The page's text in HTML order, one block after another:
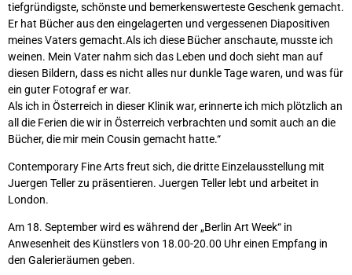
tiefgründigste, schönste und bemerkenswerteste Geschenk gemacht.
Er hat Bücher aus den eingelagerten und vergessenen Diapositiven
meines Vaters gemacht.Als ich diese Bücher anschaute, musste ich
weinen. Mein Vater nahm sich das Leben und doch sieht man auf
diesen Bildern, dass es nicht alles nur dunkle Tage waren, und was für
ein guter Fotograf er war.
Als ich in Österreich in dieser Klinik war, erinnerte ich mich plötzlich an
all die Ferien die wir in Österreich verbrachten und somit auch an die
Bücher, die mir mein Cousin gemacht hatte.“
Contemporary Fine Arts freut sich, die dritte Einzelausstellung mit
Juergen Teller zu präsentieren. Juergen Teller lebt und arbeitet in
London.
Am 18. September wird es während der „Berlin Art Week“ in
Anwesenheit des Künstlers von 18.00-20.00 Uhr einen Empfang in
den Galerieräumen geben.